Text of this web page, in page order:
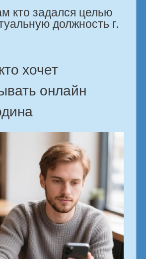
Родина»
кто задался целью
должность г.
хочет
онлайн